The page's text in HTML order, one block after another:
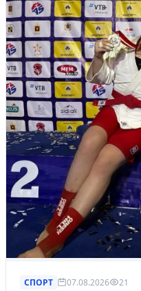
СПОРТ 07.08.2026 21